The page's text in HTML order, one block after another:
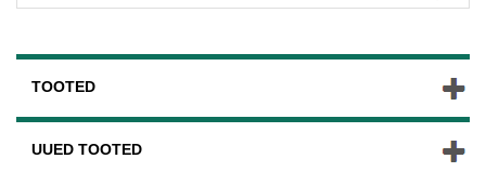
TOOTED
UUED TOOTED